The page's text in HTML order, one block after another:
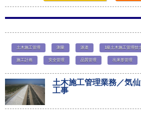
土木施工管理 測量 派遣 1級土木施工管理技
施工計画 安全管理 品質管理 出来形管理
土木施工管理業務／気
工事